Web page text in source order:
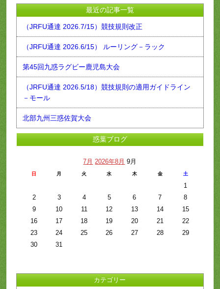
最近の記事一覧
（JRFU通達 2026.7/15）競技規則改正
（JRFU通達 2026.6/15） ルーリング－ラック
第45回九惑ラグビー鹿児島大会
（JRFU通達 2026.5/18）競技規則の適用ガイドライン
－モール
北部九州三惑佐賀大会
惑葉ブログ
7月 2026年8月 9月
日 月 火 水 木 金 土
1
2
3 4 5 6 7
8
9
10 11 12 13 14
15
16
17 18 19 20 21
22
23
24 25 26 27 28
29
30
31
カテゴリー